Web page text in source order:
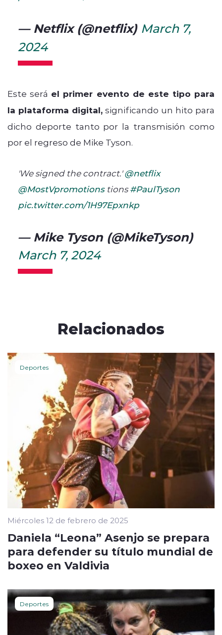
— Netflix (@netflix) March 7,
2024
Este será el primer evento de este tipo para
la plataforma digital, significando un hito para
dicho deporte tanto por la transmisión como
por el regreso de Mike Tyson.
'We signed the contract.'@netflix
@MostVpromotionstions#PaulTyson
pic.twitter.com/1H97Epxnkp
— Mike Tyson (@MikeTyson)
March 7, 2024
Relacionados
Deportes
Miércoles 12 de febrero de 2025
Daniela “Leona” Asenjo se prepara
para defender su título mundial de
boxeo en Valdivia
Deportes